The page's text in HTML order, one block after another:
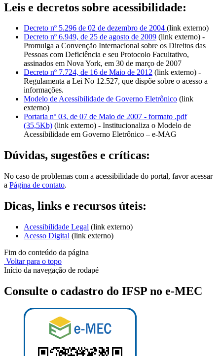
Leis e decretos sobre acessibilidade:
Decreto nº 5.296 de 02 de dezembro de 2004 (link externo)
Decreto nº 6.949, de 25 de agosto de 2009 (link externo) -
Promulga a Convenção Internacional sobre os Direitos das
Pessoas com Deficiência e seu Protocolo Facultativo,
assinados em Nova York, em 30 de março de 2007
Decreto nº 7.724, de 16 de Maio de 2012 (link externo) -
Regulamenta a Lei No 12.527, que dispõe sobre o acesso a
informações.
Modelo de Acessibilidade de Governo Eletrônico (link
externo)
Portaria nº 03, de 07 de Maio de 2007 - formato .pdf
(35,5Kb) (link externo) - Institucionaliza o Modelo de
Acessibilidade em Governo Eletrônico – e-MAG
Dúvidas, sugestões e críticas:
No caso de problemas com a acessibilidade do portal, favor acessar
a Página de contato.
Dicas, links e recursos úteis:
Acessibilidade Legal (link externo)
Acesso Digital (link externo)
Fim do conteúdo da página
Voltar para o topo
Início da navegação de rodapé
Consulte o cadastro do IFSP no e-MEC